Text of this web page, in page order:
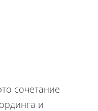
сочетание
и